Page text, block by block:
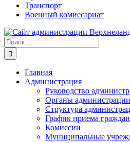
Транспорт
Военный комиссариат
Результат
поиска:
Главная
Администрация
Руководство
Органы администрации
Структура
График приема граждан
Комиссии
Муниципальные